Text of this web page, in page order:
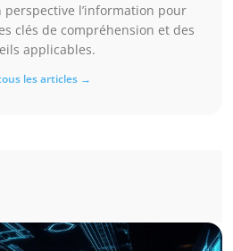
perspective l’information pour
clés de compréhension et des
applicables.
les articles →